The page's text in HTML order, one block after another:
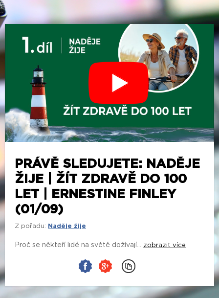
PRÁVĚ SLEDUJETE: NADĚJE
ŽIJE | ŽÍT ZDRAVĚ DO 100
LET | ERNESTINE FINLEY
(01/09)
Z pořadu: Naděje žije
Proč se někteří lidé na světě dožívají... zobrazit více